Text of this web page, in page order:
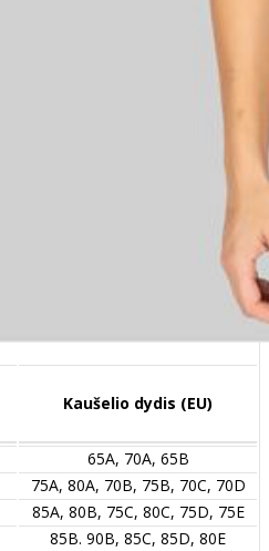
Kaušelio dydis (EU)
65A, 70A, 65B
75A, 80A, 70B, 75B, 70C, 70D
85A, 80B, 75C, 80C, 75D, 75E
85B. 90B, 85C, 85D, 80E